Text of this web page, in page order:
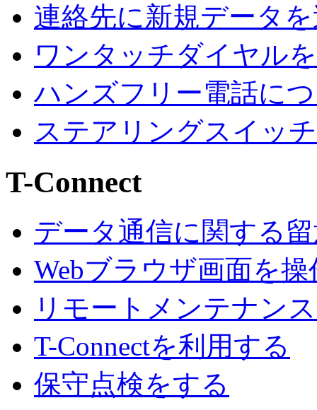
連絡先に新規データ
ワンタッチダイヤル
ハンズフリー電話に
ステアリングスイッ
T-Connect
データ通信に関する
Webブラウザ画面を
リモートメンテナン
T-Connectを利用する
保守点検をする